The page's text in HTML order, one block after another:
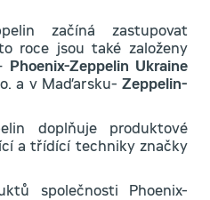
začíná zastupovat
roce jsou také založeny
Phoenix-Zeppelin Ukraine
a v Maďarsku- Zeppelin-
doplňuje produktové
a třídící techniky značky
společnosti Phoenix-